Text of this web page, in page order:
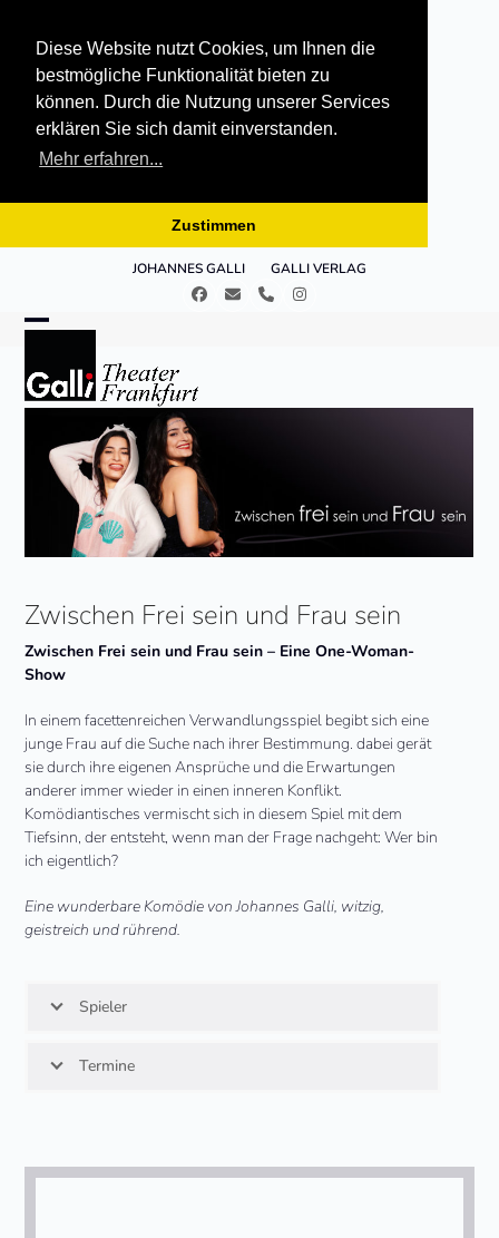
Diese Website nutzt Cookies, um Ihnen die
bestmögliche Funktionalität bieten zu
können. Durch die Nutzung unserer Services
erklären Sie sich damit einverstanden.
Mehr erfahren...
Zustimmen
JOHANNES GALLI GALLI VERLAG
Facebook
E- TelefonInstagram
mobile
menu
mobile
menu
Zwischen Frei sein und Frau sein
Zwischen Frei sein und Frau sein – Eine One-Woman-
Show
In einem facettenreichen Verwandlungsspiel begibt sich eine
junge Frau auf die Suche nach ihrer Bestimmung. dabei gerät
sie durch ihre eigenen Ansprüche und die Erwartungen
anderer immer wieder in einen inneren Konflikt.
Komödiantisches vermischt sich in diesem Spiel mit dem
Tiefsinn, der entsteht, wenn man der Frage nachgeht: Wer bin
ich eigentlich?
Eine wunderbare Komödie von Johannes Galli, witzig,
geistreich und rührend.
Spieler
Termine